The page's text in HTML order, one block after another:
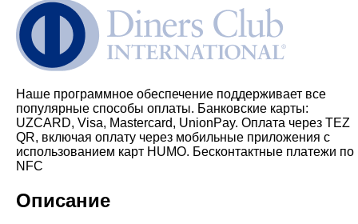
Наше программное обеспечение поддерживает все
популярные способы оплаты. Банковские карты:
UZCARD, Visa, Mastercard, UnionPay. Оплата через TEZ
QR, включая оплату через мобильные приложения с
использованием карт HUMO. Бесконтактные платежи по
NFC
Описание